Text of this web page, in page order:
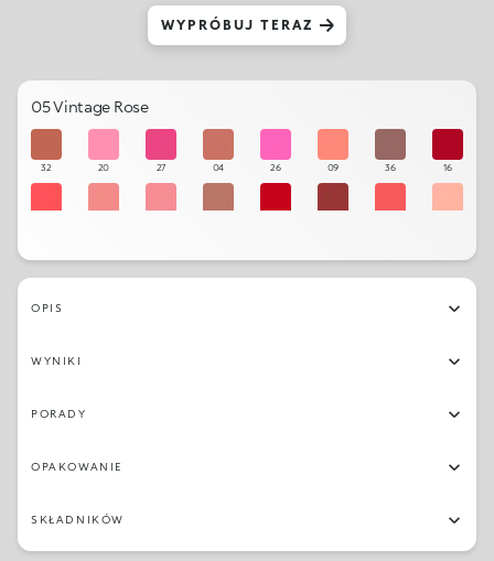
WYPRÓBUJ TERAZ
05 Vintage Rose
32 20 27 04 26 09 36 16
29 14 34 22 21 17 08 05
OPIS
WYNIKI
PORADY
OPAKOWANIE
SKŁADNIKÓW